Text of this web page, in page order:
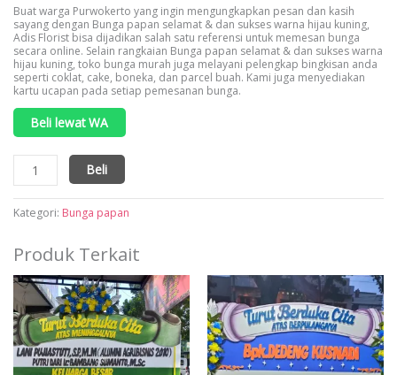
Buat warga Purwokerto yang ingin mengungkapkan pesan dan kasih
sayang dengan Bunga papan selamat & dan sukses warna hijau kuning,
Adis Florist bisa dijadikan salah satu referensi untuk memesan bunga
secara online. Selain rangkaian Bunga papan selamat & dan sukses warna
hijau kuning, toko bunga murah juga melayani pelengkap bingkisan anda
seperti coklat, cake, boneka, dan parcel buah. Kami juga menyediakan
kartu ucapan pada setiap pemesanan bunga.
Beli lewat WA
Kuantitas
Bunga
papan
selamat
dan
sukses
warna
hijau
kuning
Beli
Kategori: Bunga papan
Produk Terkait